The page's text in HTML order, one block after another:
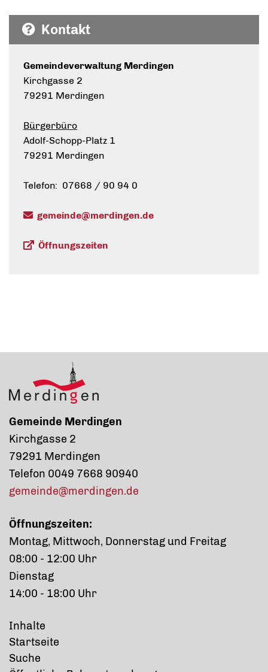
Kontakt
Gemeindeverwaltung Merdingen
Kirchgasse 2
79291 Merdingen
Bürgerbüro
Adolf-Schopp-Platz 1
79291 Merdingen
Telefon: 07668 / 90 94 0
gemeinde@merdingen.de
Öffnungszeiten
Gemeinde Merdingen
Kirchgasse 2
79291 Merdingen
Telefon 0049 7668 90940
gemeinde@merdingen.de
Öffnungszeiten:
Montag, Mittwoch, Donnerstag und Freitag
08:00 - 12:00 Uhr
Dienstag
14:00 - 18:00 Uhr
Inhalte
Startseite
Suche